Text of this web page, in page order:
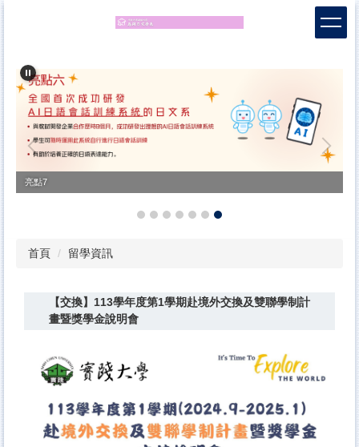
亮點7
首頁 留學資訊
【交換】113學年度第1學期赴境外交換及雙聯學制計
畫暨獎學金說明會